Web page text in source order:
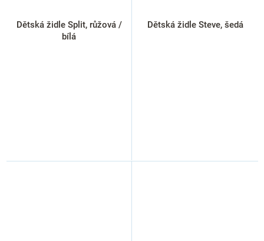
Dětská židle Split, růžová /
bílá
Dětská židle Steve, šedá